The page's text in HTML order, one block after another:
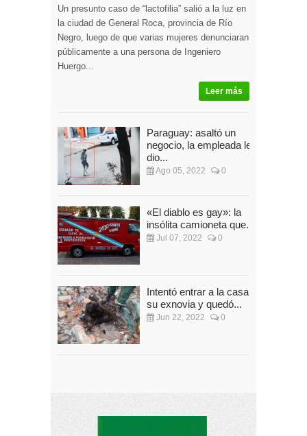
Un presunto caso de “lactofilia” salió a la luz en
la ciudad de General Roca, provincia de Río
Negro, luego de que varias mujeres denunciaran
públicamente a una persona de Ingeniero
Huergo...
Leer más
Paraguay: asaltó un
negocio, la empleada le
dio...
Ago 05, 2022 0
«El diablo es gay»: la
insólita camioneta que...
Jul 07, 2022 0
Intentó entrar a la casa de
su exnovia y quedó...
Jun 22, 2022 0